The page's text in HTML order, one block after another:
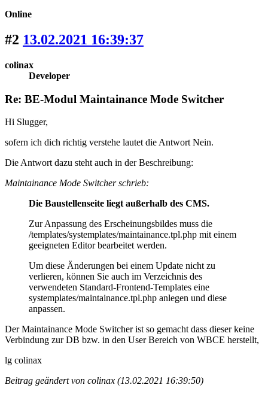
Online
#2 13.02.2021 16:39:37
colinax
Developer
Re: BE-Modul Maintainance Mode Switcher
Hi Slugger,
sofern ich dich richtig verstehe lautet die Antwort Nein.
Die Antwort dazu steht auch in der Beschreibung:
Maintainance Mode Switcher schrieb:
Die Baustellenseite liegt außerhalb des CMS.
Zur Anpassung des Erscheinungsbildes muss die
/templates/systemplates/maintainance.tpl.php mit einem
geeigneten Editor bearbeitet werden.
Um diese Änderungen bei einem Update nicht zu
verlieren, können Sie auch im Verzeichnis des
verwendeten Standard-Frontend-Templates eine
systemplates/maintainance.tpl.php anlegen und diese
anpassen.
Der Maintainance Mode Switcher ist so gemacht dass dieser keine
Verbindung zur DB bzw. in den User Bereich von WBCE herstellt,
lg colinax
Beitrag geändert von colinax (13.02.2021 16:39:50)